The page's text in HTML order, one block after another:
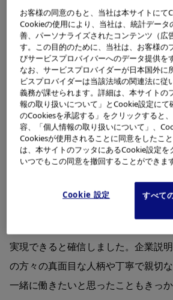
で、新たな価値を生み出す仕事をし
り、モノづくりを通して医療の発展
メーカーを志すようになりました。
オリンパスに入社を決めたのは、将
す。今後、高齢化や、地方などの医
いくといわれています。オリンパス
中でも、患者さんへの負担を抑える
などの予防医療に重点を置いた製品
また長年、消化器内視鏡で世界トッ
実現できると確信しました。企業説
の方々の真面目な人柄や丁寧で親切な
一緒に働きたいと思ったこともきっか
お客様の同意のもと、当社は本サイトにて
Cookieの使用により、当社は、統計データ
善、パーソナライズされたコンテンツ（広
す。この目的のために、当社は、お客様の
びサービスプロバイバーへのデータ提供を
なお、サービスプロバイダーが日本国外に
ビスプロバイダーは当該法域の関連法に従
義務が課せられます。詳細は、本サイトの
報の取り扱いについて」とCookie設定にて
のCookiesを承認する」をクリックすると
容、「個人情報の取り扱いについて」、
Cookiesが使用されることに同意をしたこ
は、本サイトのフッタにあるCookie設定を
いつでもこの同意を撤回することができま
Cookie 設定
すべて